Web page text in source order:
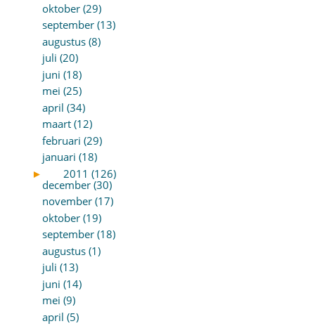
oktober (29)
september (13)
augustus (8)
juli (20)
juni (18)
mei (25)
april (34)
maart (12)
februari (29)
januari (18)
►
2011 (126)
december (30)
november (17)
oktober (19)
september (18)
augustus (1)
juli (13)
juni (14)
mei (9)
april (5)